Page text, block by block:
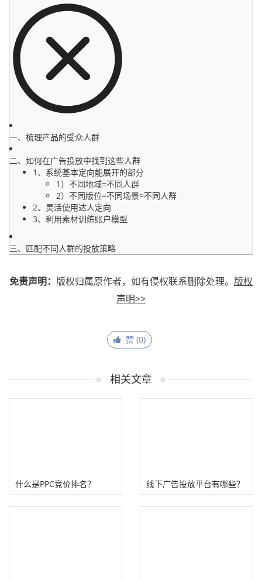
一、梳理产品的受众人群
二、如何在广告投放中找到这些人群
1、系统基本定向能展开的部分
1）不同地域=不同人群
2）不同版位=不同场景≈不同人群
2、灵活使用达人定向
3、利用素材训练账户模型
三、匹配不同人群的投放策略
免责声明： 版权归属原作者，如有侵权联系删除处理。 版权
声明>>
赞 (0)
相关文章
什么是PPC竞价排名？
（PPC和CPC广告有什么区
线下广告投放平台有哪些？
(主流广告投放渠道介绍）